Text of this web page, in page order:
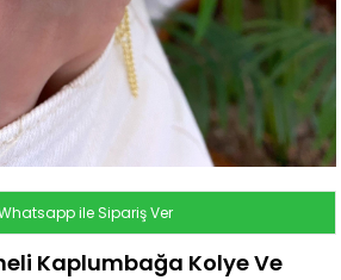
ile Sipariş Ver
Kaplumbağa Kolye Ve